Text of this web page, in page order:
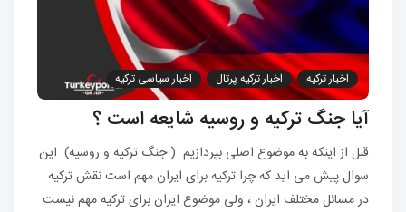
اخبار ترکیه اخبار ترکیه پرتال
اخبار سیاسی ترکیه
اخبار ویژه ترکیه
آیا جنگ ترکیه و روسیه شایعه است ؟
قبل از اینکه به موضوع اصلی بپردازیم ( جنگ ترکیه و روسیه) این
سوال پیش می اید که چرا ترکیه برای ایران مهم است نقش ترکیه
در مسائل مختلف ایران ، ولی موضوع ایران برای ترکیه مهم نیست